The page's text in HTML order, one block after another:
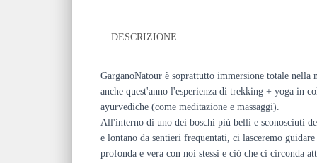
DESCRIZIONE
GarganoNatour è soprattutto immersione totale nella
anche quest'anno l'esperienza di trekking + yoga in
ayurvediche (come meditazione e massaggi).
All'interno di uno dei boschi più belli e sconosciuti
e lontano da sentieri frequentati, ci lasceremo
profonda e vera con noi stessi e ciò che ci circonda